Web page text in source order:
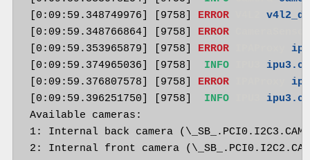
[0:09:59.348749976] [9758] ERROR V4L2
[0:09:59.348766864] [9758] ERROR
[0:09:59.353965879] [9758] ERROR IPAProxy
[0:09:59.374965036] [9758]
INFO IPU3
[0:09:59.376807578] [9758] ERROR IPAProxy
[0:09:59.396251750] [9758]
INFO IPU3
Available cameras:
1: Internal back camera